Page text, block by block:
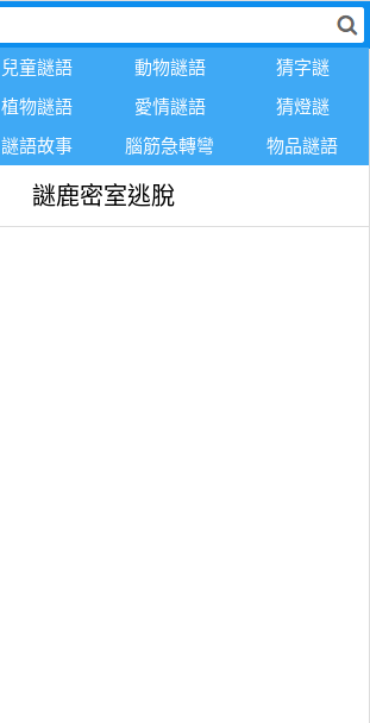
兒童謎語 動物謎語
猜字謎
植物謎語 愛情謎語
猜燈謎
謎語故事 腦筋急轉彎 物品謎語
謎鹿密室逃脫